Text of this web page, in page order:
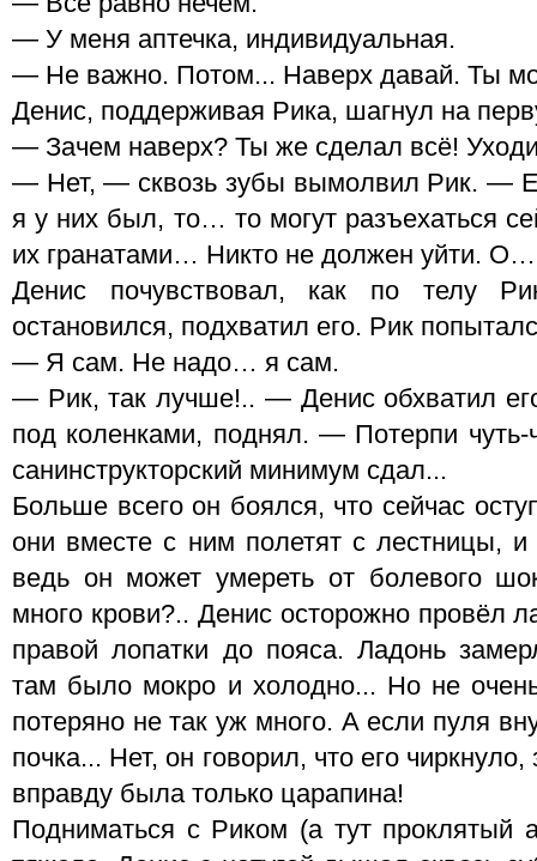
— У меня аптечка, индивидуальная.
— Не важно. Потом... Наверх давай. Ты
Денис, поддерживая Рика, шагнул на
— Зачем наверх? Ты же сделал всё!
— Нет, — сквозь зубы вымолвил Рик. —
я у них был, то… то могут разъехаться
их гранатами… Никто не должен уйти.
Денис почувствовал, как по телу
остановился, подхватил его. Рик
— Я сам. Не надо… я сам.
— Рик, так лучше!.. — Денис обхватил
под коленками, поднял. — Потерпи чуть-
санинструкторский минимум сдал...
Больше всего он боялся, что сейчас
они вместе с ним полетят с лестницы,
ведь он может умереть от болевого
много крови?.. Денис осторожно провёл
правой лопатки до пояса. Ладонь
там было мокро и холодно... Но не
потеряно не так уж много. А если пуля
почка... Нет, он говорил, что его
вправду была только царапина!
Подниматься с Риком (а тут проклятый